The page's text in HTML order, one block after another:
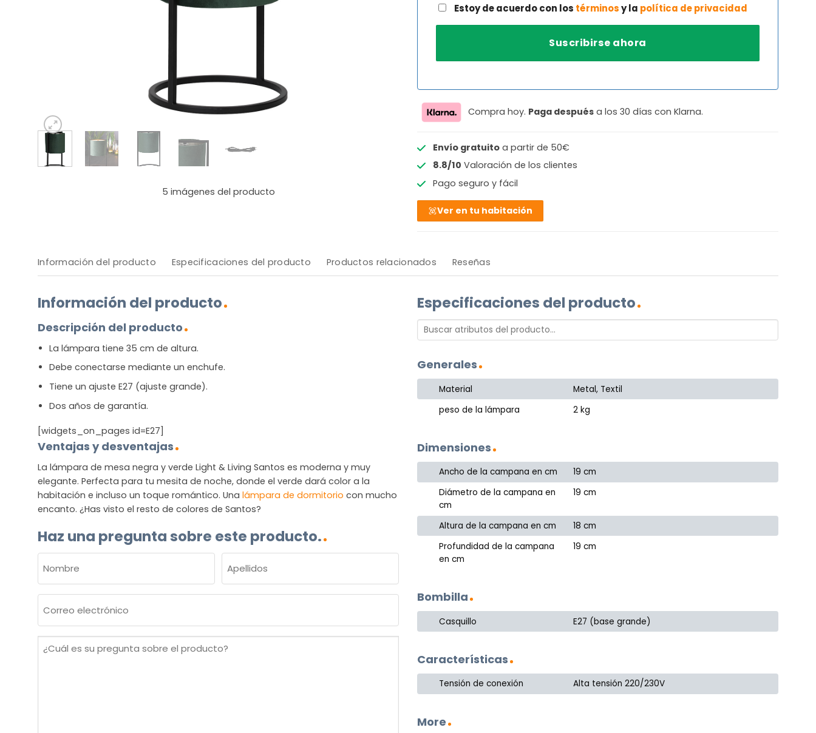
5 imágenes del producto
Estoy de acuerdo con los términosy la política de privacidad
Compra hoy. Paga después a los 30 días con Klarna.
Envío gratuitoa partir de 50€
8.8/10 Valoración de los clientes
Pago seguro y fácil
Ver en tu habitación
Información del producto Especificaciones del producto Productos relacionados Reseñas
Información del producto
Descripción del producto
La lámpara tiene 35 cm de altura.
Debe conectarse mediante un enchufe.
Tiene un ajuste E27 (ajuste grande).
Dos años de garantía.
[widgets_on_pages id=E27]
Ventajas y desventajas
La lámpara de mesa negra y verde Light & Living Santos es moderna y muy
elegante. Perfecta para tu mesita de noche, donde el verde dará color a la
habitación e incluso un toque romántico. Una lámpara de dormitorio con mucho
encanto. ¿Has visto el resto de colores de Santos?
Haz una pregunta sobre este producto.
(OBLIGATORIO)
Nombre Apellidos
electrónico
¿Cuál
es
Especificaciones del producto
Generales
Material
Metal, Textil
peso de la lámpara
2 kg
Dimensiones
Ancho de la campana en cm
19 cm
Diámetro de la campana en
cm
19 cm
Altura de la campana en cm
18 cm
Profundidad de la campana
en cm
19 cm
Bombilla
Casquillo E27 (base grande)
Características
Tensión de conexión Alta tensión 220/230V
More